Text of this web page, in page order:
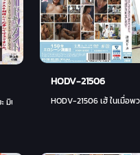
นามิ
HODV-21506
HODV-21506 เฮ้ ในเมื่อ